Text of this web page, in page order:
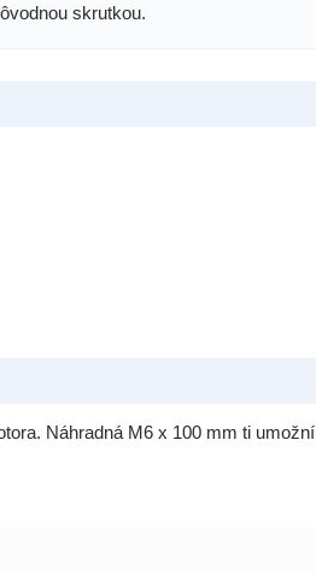
skrutkou.
Náhradná M6 x 100 mm ti umožní